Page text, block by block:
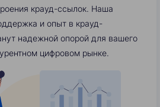
крауд-ссылок. Наша
и опыт в крауд-
надежной опорой для вашего
цифровом рынке.